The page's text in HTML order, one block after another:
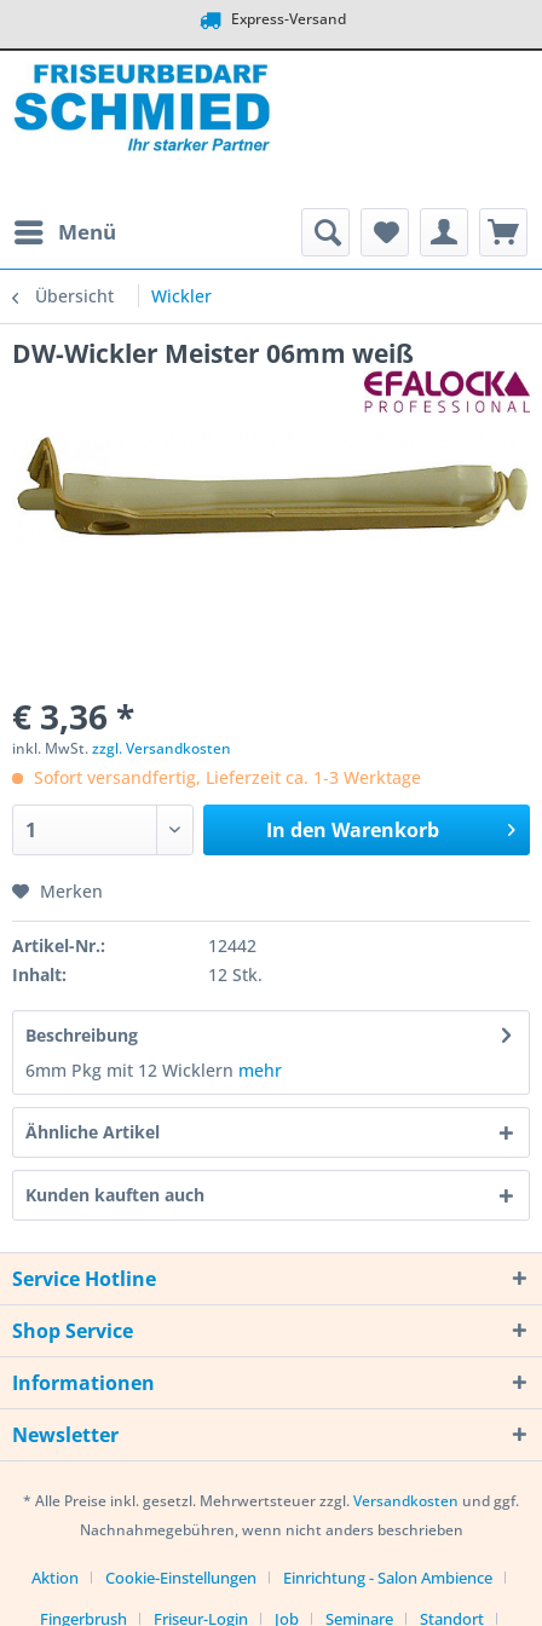
Express-Versand
Menü
Übersicht Wickler
DW-Wickler Meister 06mm weiß
€ 3,36 *
inkl. MwSt.zzgl. Versandkosten
Sofort versandfertig, Lieferzeit ca. 1-3 Werktage
In den Warenkorb
Merken
Artikel-Nr.:
12442
Inhalt:
12 Stk.
Beschreibung
6mm Pkg mit 12 Wicklern mehr
Ähnliche Artikel
Kunden kauften auch
Service Hotline
Shop Service
Informationen
Newsletter
* Alle Preise inkl. gesetzl. Mehrwertsteuer zzgl.Versandkosten und ggf.
Nachnahmegebühren, wenn nicht anders beschrieben
Aktion Cookie-Einstellungen
Einrichtung - Salon Ambience
Fingerbrush
Friseur-Login Job Seminare Standort